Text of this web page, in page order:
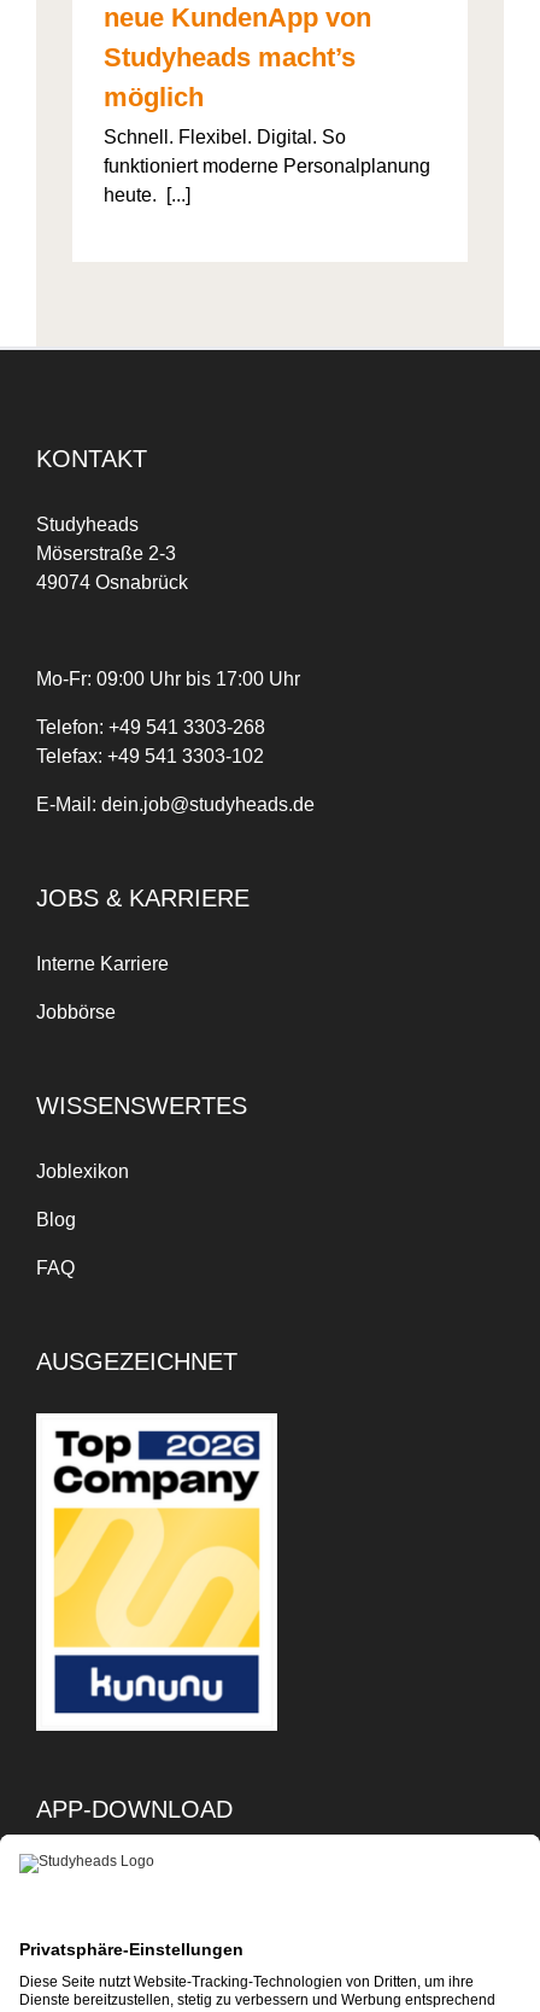
neue KundenApp von
Studyheads macht’s
möglich
Schnell. Flexibel. Digital. So
funktioniert moderne Personalplanung
heute. [...]
KONTAKT
Studyheads
Möserstraße 2-3
49074 Osnabrück
Mo-Fr: 09:00 Uhr bis 17:00 Uhr
Telefon: +49 541 3303-268
Telefax: +49 541 3303-102
E-Mail: dein.job@studyheads.de
JOBS & KARRIERE
Interne Karriere
Jobbörse
WISSENSWERTES
Joblexikon
Blog
FAQ
AUSGEZEICHNET
APP-DOWNLOAD